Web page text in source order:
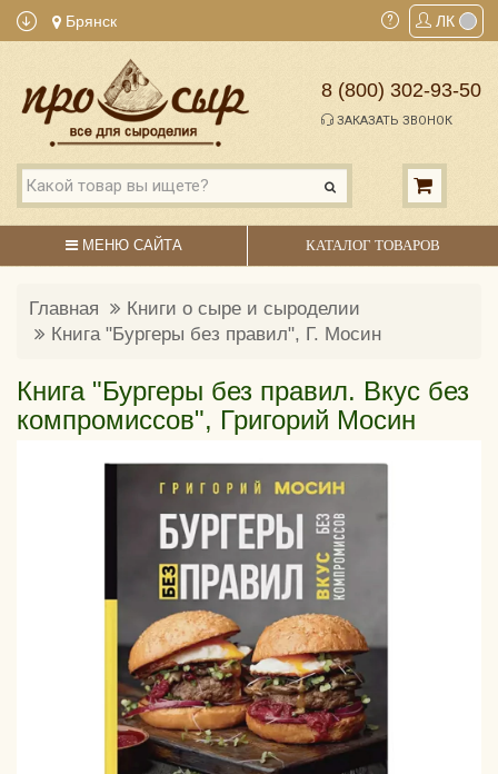
Брянск ЛК
8 (800) 302-93-50
ЗАКАЗАТЬ ЗВОНОК
МЕНЮ САЙТА КАТАЛОГ ТОВАРОВ
Главная
Книги о сыре и сыроделии
Книга "Бургеры без правил", Г. Мосин
Книга "Бургеры без правил. Вкус без
компромиссов", Григорий Мосин